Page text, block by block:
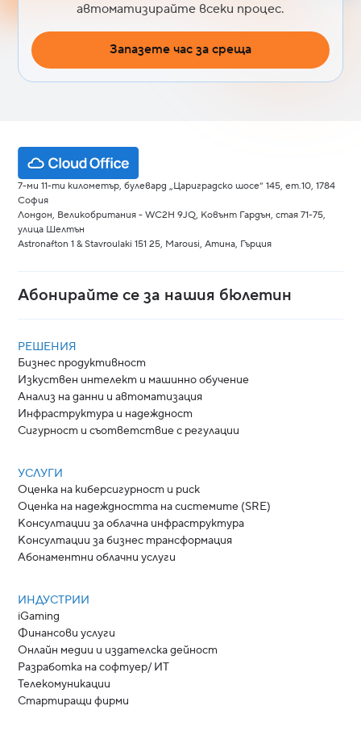
автоматизирайте всеки процес.
Запазете час за среща
7-ми 11-ти километър, булевард „Цариградско шосе“ 145, ет.10, 1784
София
Лондон, Великобритания - WC2H 9JQ, Ковънт Гардън, стая 71-75,
улица Шелтън
Astronafton 1 & Stavroulaki 151 25, Marousi, Атина, Гърция
Абонирайте се за нашия бюлетин
РЕШЕНИЯ
Бизнес продуктивност
Изкуствен интелект и машинно обучение
Анализ на данни и автоматизация
Инфраструктура и надеждност
Сигурност и съответствие с регулации
УСЛУГИ
Оценка на киберсигурност и риск
Оценка на надеждността на системите (SRE)
Консултации за облачна инфраструктура
Консултации за бизнес трансформация
Абонаментни облачни услуги
ИНДУСТРИИ
iGaming
Финансови услуги
Онлайн медии и издателска дейност
Разработка на софтуер/ ИТ
Телекомуникации
Стартиращи фирми